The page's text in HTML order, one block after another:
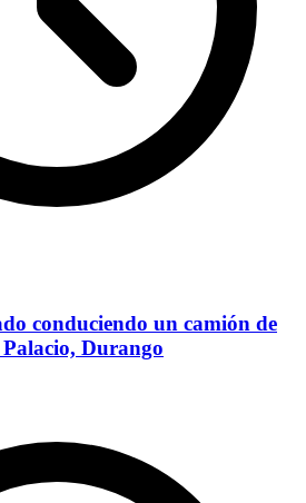
conduciendo un camión de
Palacio, Durango